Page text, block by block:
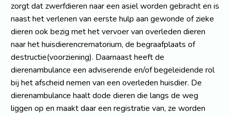
zorgt dat zwerfdieren naar een asiel worden gebracht en is
naast het verlenen van eerste hulp aan gewonde of zieke
dieren ook bezig met het vervoer van overleden dieren
naar het huisdierencrematorium, de begraafplaats of
destructie(voorziening). Daarnaast heeft de
dierenambulance een adviserende en/of begeleidende rol
bij het afscheid nemen van een overleden huisdier. De
dierenambulance haalt dode dieren die langs de weg
liggen op en maakt daar een registratie van, ze worden